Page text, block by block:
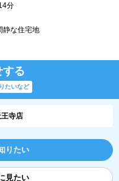
分
静な住宅地
する
たいなど
寺店
りたい
見たい